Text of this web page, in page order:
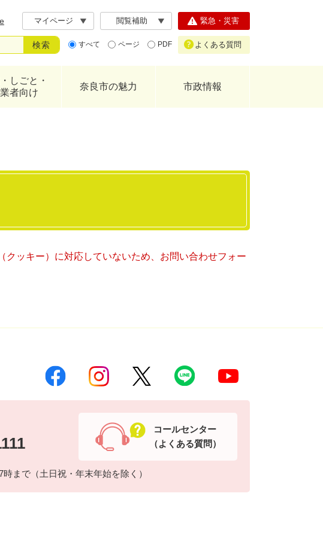
マイページ 閲覧補助
すべて ページ PDF
緊急・災害
よくある質問
しごと・
者向け
奈良市の魅力 市政情報
ッキー）に対応していないため、お問い合わせフォー
まで（土日祝・年末年始を除く）
コールセンター
（よくある質問）